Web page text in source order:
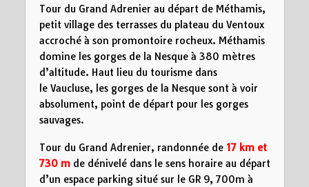
Tour du Grand Adrenier au départ de Méthamis,
petit village des terrasses du plateau du Ventoux
accroché à son promontoire rocheux. Méthamis
domine les gorges de la Nesque à 380 mètres
d’altitude. Haut lieu du tourisme dans
le Vaucluse, les gorges de la Nesque sont à voir
absolument, point de départ pour les gorges
sauvages.
Tour du Grand Adrenier, randonnée de 17 km et
730 mde dénivelé dans le sens horaire au départ
d’un espace parking situé sur le GR 9, 700m à